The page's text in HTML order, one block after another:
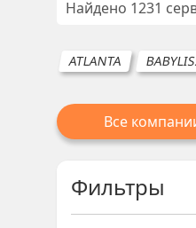
Найдено 1231
ATLANTA
Все
Фильтры